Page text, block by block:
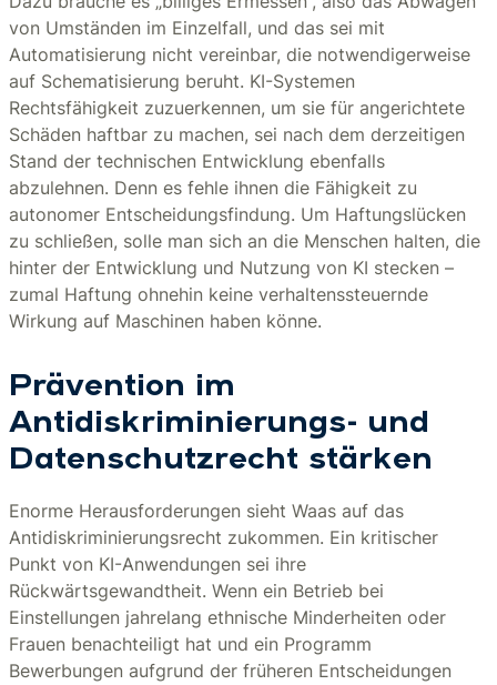
von Umständen im Einzelfall, und das sei mit
Automatisierung nicht vereinbar, die notwendigerweise
auf Schematisierung beruht. KI-Systemen
Rechtsfähigkeit zuzuerkennen, um sie für angerichtete
Schäden haftbar zu machen, sei nach dem derzeitigen
Stand der technischen Entwicklung ebenfalls
abzulehnen. Denn es fehle ihnen die Fähigkeit zu
autonomer Entscheidungsfindung. Um Haftungslücken
zu schließen, solle man sich an die Menschen halten, die
hinter der Entwicklung und Nutzung von KI stecken –
zumal Haftung ohnehin keine verhaltenssteuernde
Wirkung auf Maschinen haben könne.
Prävention im
Antidiskriminierungs- und
Datenschutzrecht stärken
Enorme Herausforderungen sieht Waas auf das
Antidiskriminierungsrecht zukommen. Ein kritischer
Punkt von KI-Anwendungen sei ihre
Rückwärtsgewandtheit. Wenn ein Betrieb bei
Einstellungen jahrelang ethnische Minderheiten oder
Frauen benachteiligt hat und ein Programm
Bewerbungen aufgrund der früheren Entscheidungen